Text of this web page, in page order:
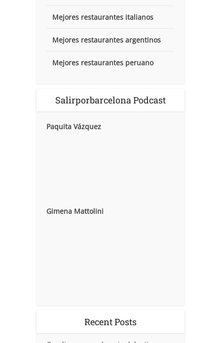
Mejores restaurantes italianos
Mejores restaurantes argentinos
Mejores restaurantes peruano
Salirporbarcelona Podcast
Paquita Vázquez
Gimena Mattolini
Recent Posts